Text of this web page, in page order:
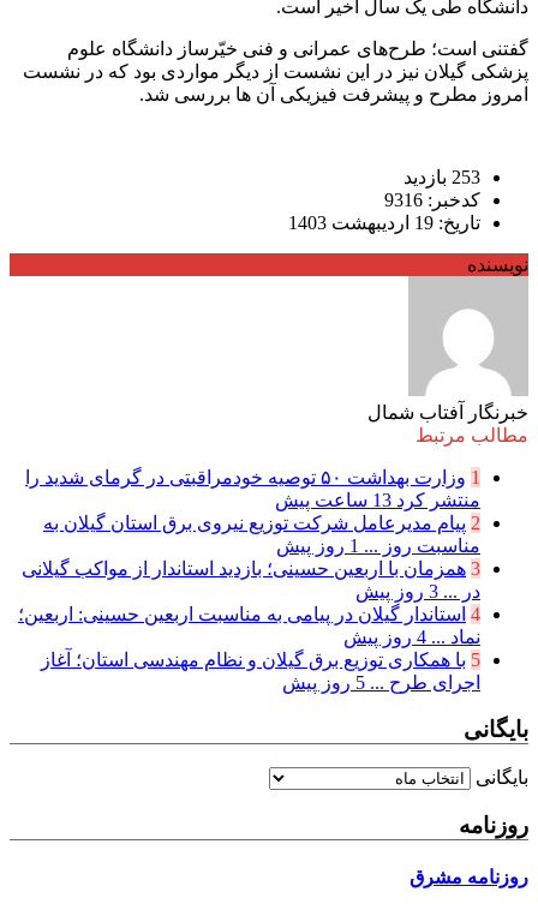
دانشگاه طی یک سال اخیر است.
گفتنی است؛ طرح‌های عمرانی و فنی خیّرساز دانشگاه علوم
پزشکی گیلان نیز در این نشست از دیگر مواردی بود که در نشست
امروز مطرح و پیشرفت فیزیکی آن ها بررسی شد.
253 بازدید
کدخبر: 9316
تاریخ: 19 اردیبهشت 1403
نویسنده
خبرنگار آفتاب شمال
مطالب مرتبط
1
وزارت بهداشت ۵۰ توصیه خودمراقبتی در گرمای شدید را
منتشر کرد 13 ساعت پیش
2 پیام مدیرعامل شركت توزیع نیروی برق استان گیلان به
مناسبت روز ... 1 روز پیش
3 همزمان با اربعین حسینی؛ بازدید استاندار از مواکب گیلانی
در ... 3 روز پیش
4 استاندار گیلان در پیامی به مناسبت اربعین حسینی: اربعین؛
نماد ... 4 روز پیش
5 با همکاری توزیع برق گیلان و نظام مهندسی استان؛ آغاز
اجرای طرح ... 5 روز پیش
بایگانی
بایگانی
روزنامه
روزنامه مشرق